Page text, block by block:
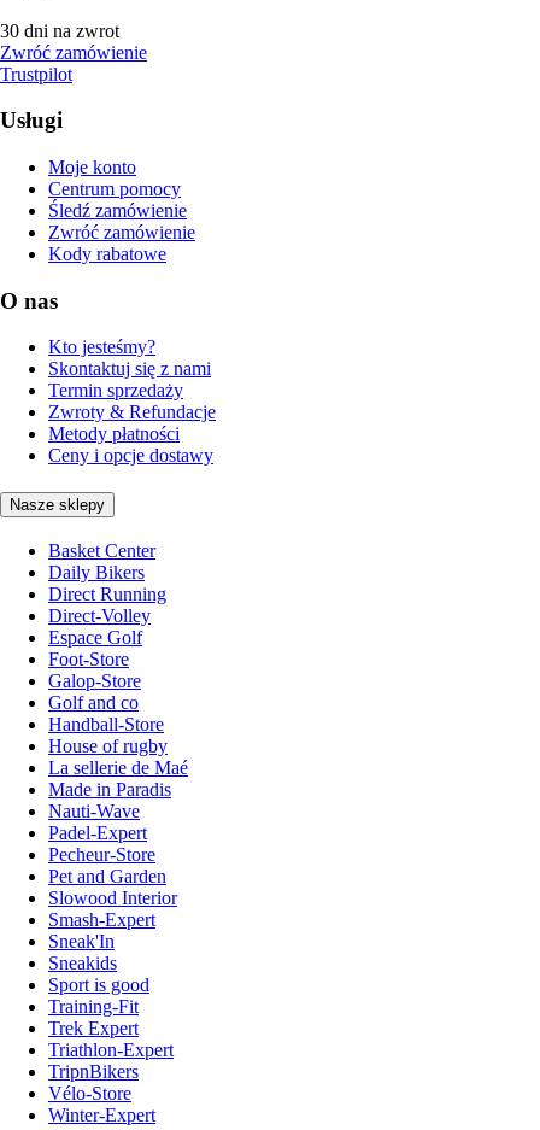
30 dni na zwrot
Zwróć zamówienie
Trustpilot
Usługi
Moje konto
Centrum pomocy
Śledź zamówienie
Zwróć zamówienie
Kody rabatowe
O nas
Kto jesteśmy?
Skontaktuj się z nami
Termin sprzedaży
Zwroty & Refundacje
Metody płatności
Ceny i opcje dostawy
Nasze sklepy
Basket Center
Daily Bikers
Direct Running
Direct-Volley
Espace Golf
Foot-Store
Galop-Store
Golf and co
Handball-Store
House of rugby
La sellerie de Maé
Made in Paradis
Nauti-Wave
Padel-Expert
Pecheur-Store
Pet and Garden
Slowood Interior
Smash-Expert
Sneak'In
Sneakids
Sport is good
Training-Fit
Trek Expert
Triathlon-Expert
TripnBikers
Vélo-Store
Winter-Expert